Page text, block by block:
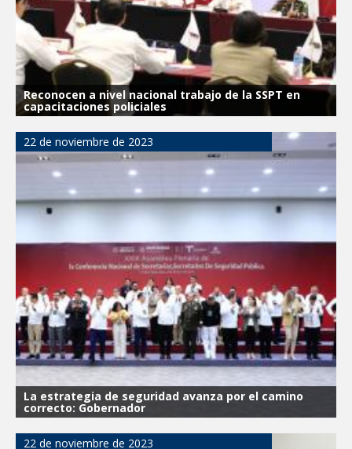
Reconocen a nivel nacional trabajo de la SSPT en
capacitaciones policiales
22 de noviembre de 2023
La estrategia de seguridad avanza por el camino
correcto: Gobernador
22 de noviembre de 2023